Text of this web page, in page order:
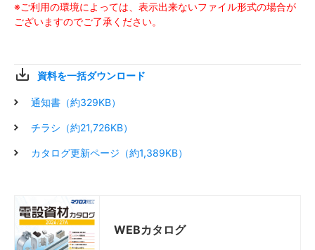
※ご利用の環境によっては、表示出来ないファイル形式の場合が
ございますのでご了承ください。
資料を一括ダウンロード
通知書（約329KB）
チラシ（約21,726KB）
カタログ更新ページ（約1,389KB）
WEBカタログ